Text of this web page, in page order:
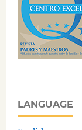
LANGUAGE